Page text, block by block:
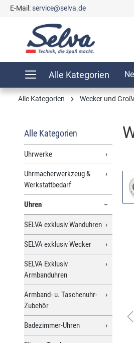
Zur Hauptnavigation springen
E-Mail:service@selva.de
Alle Kategorien
Alle Kategorien Wecker und
Alle Kategorien
Uhrwerke
Uhrmacherwerkzeug &
Werkstattbedarf
Uhren
SELVA exklusiv Wanduhren
SELVA exklusiv Wecker
SELVA Exklusiv
Armbanduhren
Armband- u. Taschenuhr-
Zubehör
Badezimmer-Uhren